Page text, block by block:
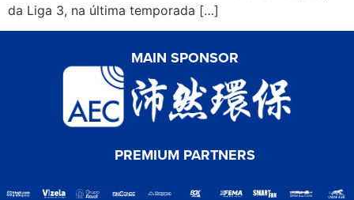
da Liga 3, na última temporada […]
MAIN SPONSOR
PREMIUM PARTNERS